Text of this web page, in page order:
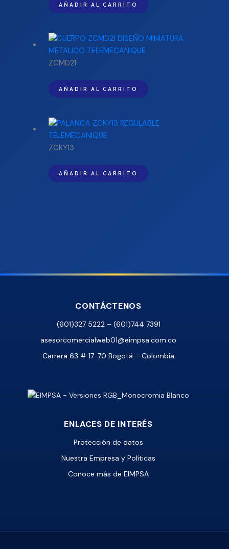
AÑADIR AL CARRITO
ZCMD21
AÑADIR AL CARRITO
ZCKY13
AÑADIR AL CARRITO
CONTÁCTENOS
(601)327 5222 – (601)744 7391
asesorcomercialweb01@eimpsa.com.co
Carrera 63 # 17-70 Bogotá – Colombia
ENLACES DE INTERÉS
Protección de datos
Nuestra Empresa y Políticas
Conoce más de EIMPSA